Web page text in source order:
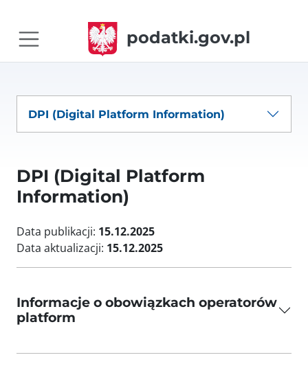
podatki.gov.pl
DPI (Digital Platform Information)
DPI (Digital Platform
Information)
Data publikacji: 15.12.2025
Data aktualizacji: 15.12.2025
Informacje o obowiązkach operatorów
platform